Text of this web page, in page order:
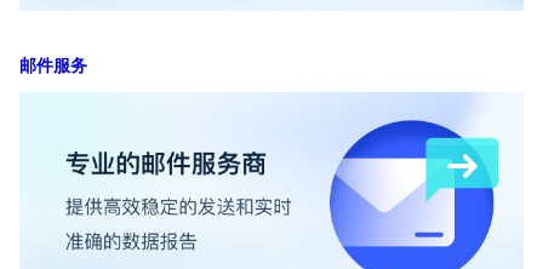
邮件服务